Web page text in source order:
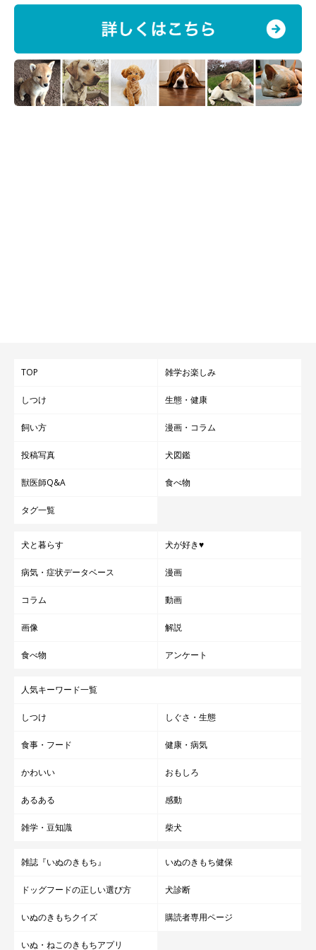
秋田のひめちゃんは、お散歩のあとは特にさわやかなスマイルに
TOP 雑学お楽しみ
しつけ 生態・健康
飼い方 漫画・コラム
投稿写真 犬図鑑
獣医師Q&A 食べ物
タグ一覧
犬と暮らす 犬が好き♥
病気・症状データベース 漫画
コラム 動画
画像 解説
食べ物 アンケート
人気キーワード一覧
しつけ しぐさ・生態
食事・フード 健康・病気
かわいい おもしろ
あるある 感動
雑学・豆知識 柴犬
雑誌『いぬのきもち』 いぬのきもち健保
ドッグフードの正しい選び方 犬診断
いぬのきもちクイズ 購読者専用ページ
いぬ・ねこのきもちアプリ